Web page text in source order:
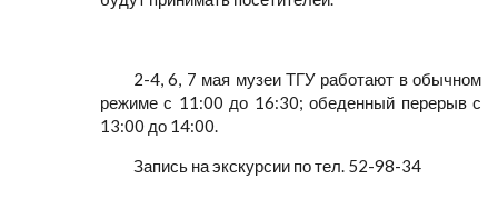
2-4, 6, 7 мая музеи ТГУ работают в обычном
режиме с 11:00 до 16:30; обеденный перерыв с
13:00 до 14:00.
Запись на экскурсии по тел. 52-98-34